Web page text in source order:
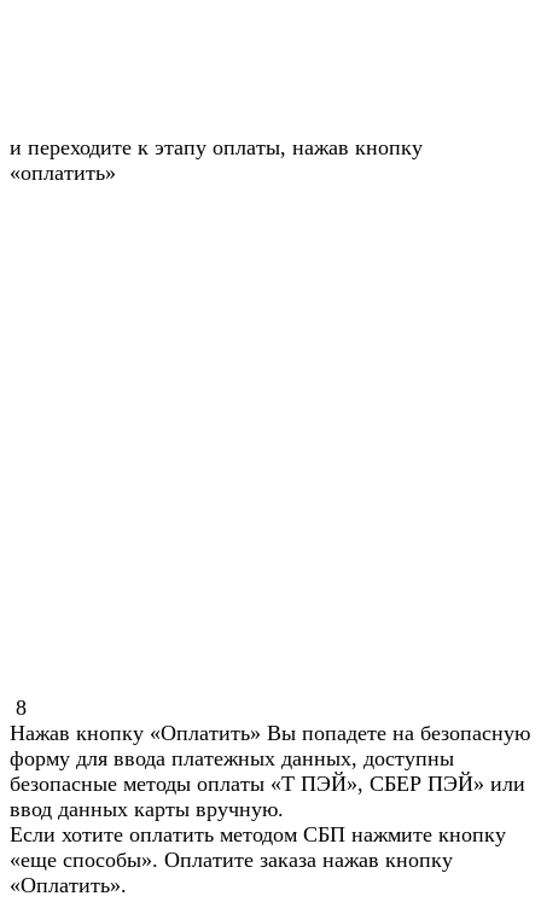
и переходите к этапу оплаты, нажав кнопку
«оплатить»
8
Нажав кнопку «Оплатить» Вы попадете на безопасную
форму для ввода платежных данных, доступны
безопасные методы оплаты «Т ПЭЙ», СБЕР ПЭЙ» или
ввод данных карты вручную.
Если хотите оплатить методом СБП нажмите кнопку
«еще способы». Оплатите заказа нажав кнопку
«Оплатить».